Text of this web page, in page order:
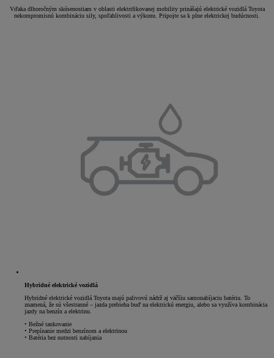
Vďaka dlhoročným skúsenostiam v oblasti elektrifikovanej mobility prinášajú elektrické vozidlá Toyota
nekompromisnú kombináciu sily, spoľahlivosti a výkonu. Pripojte sa k plne elektrickej budúcnosti.
Hybridné elektrické vozidlá
Hybridné elektrické vozidlá Toyota majú palivovú nádrž aj väčšiu samonabíjaciu batériu. To
znamená, že sú všestranné – jazda prebieha buď na elektrickú energiu, alebo sa využíva kombinácia
jazdy na benzín a elektrinu.
• Bežné tankovanie
• Prepínanie medzi benzínom a elektrinou
• Batéria bez nutnosti nabíjania